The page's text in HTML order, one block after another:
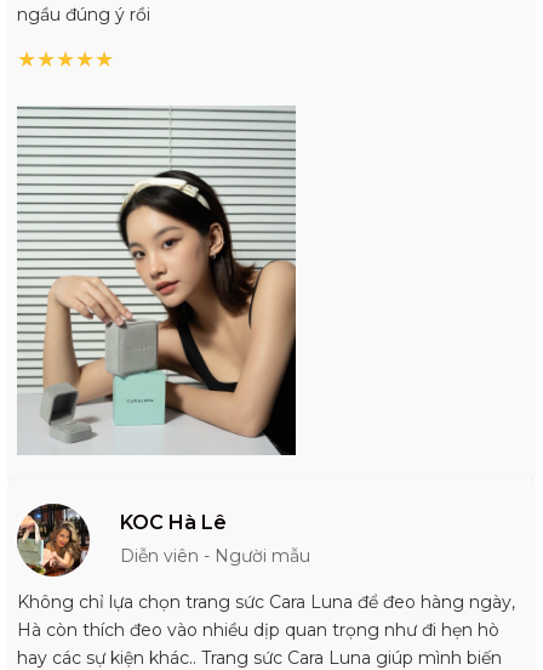
ngầu đúng ý rồi
★★★★★
KOC Hà Lê
Diễn viên - Người mẫu
Không chỉ lựa chọn trang sức Cara Luna để đeo hàng ngày,
Hà còn thích đeo vào nhiều dịp quan trọng như đi hẹn hò
hay các sự kiện khác.. Trang sức Cara Luna giúp mình biến